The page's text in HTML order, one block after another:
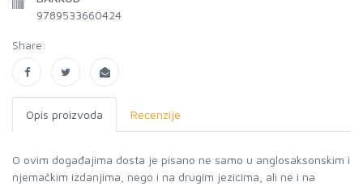
9789533660424
Share:
Opis proizvoda Recenzije
O ovim događajima dosta je pisano ne samo u anglosaksonskim i
njemačkim izdanjima, nego i na drugim jezicima, ali ne i na